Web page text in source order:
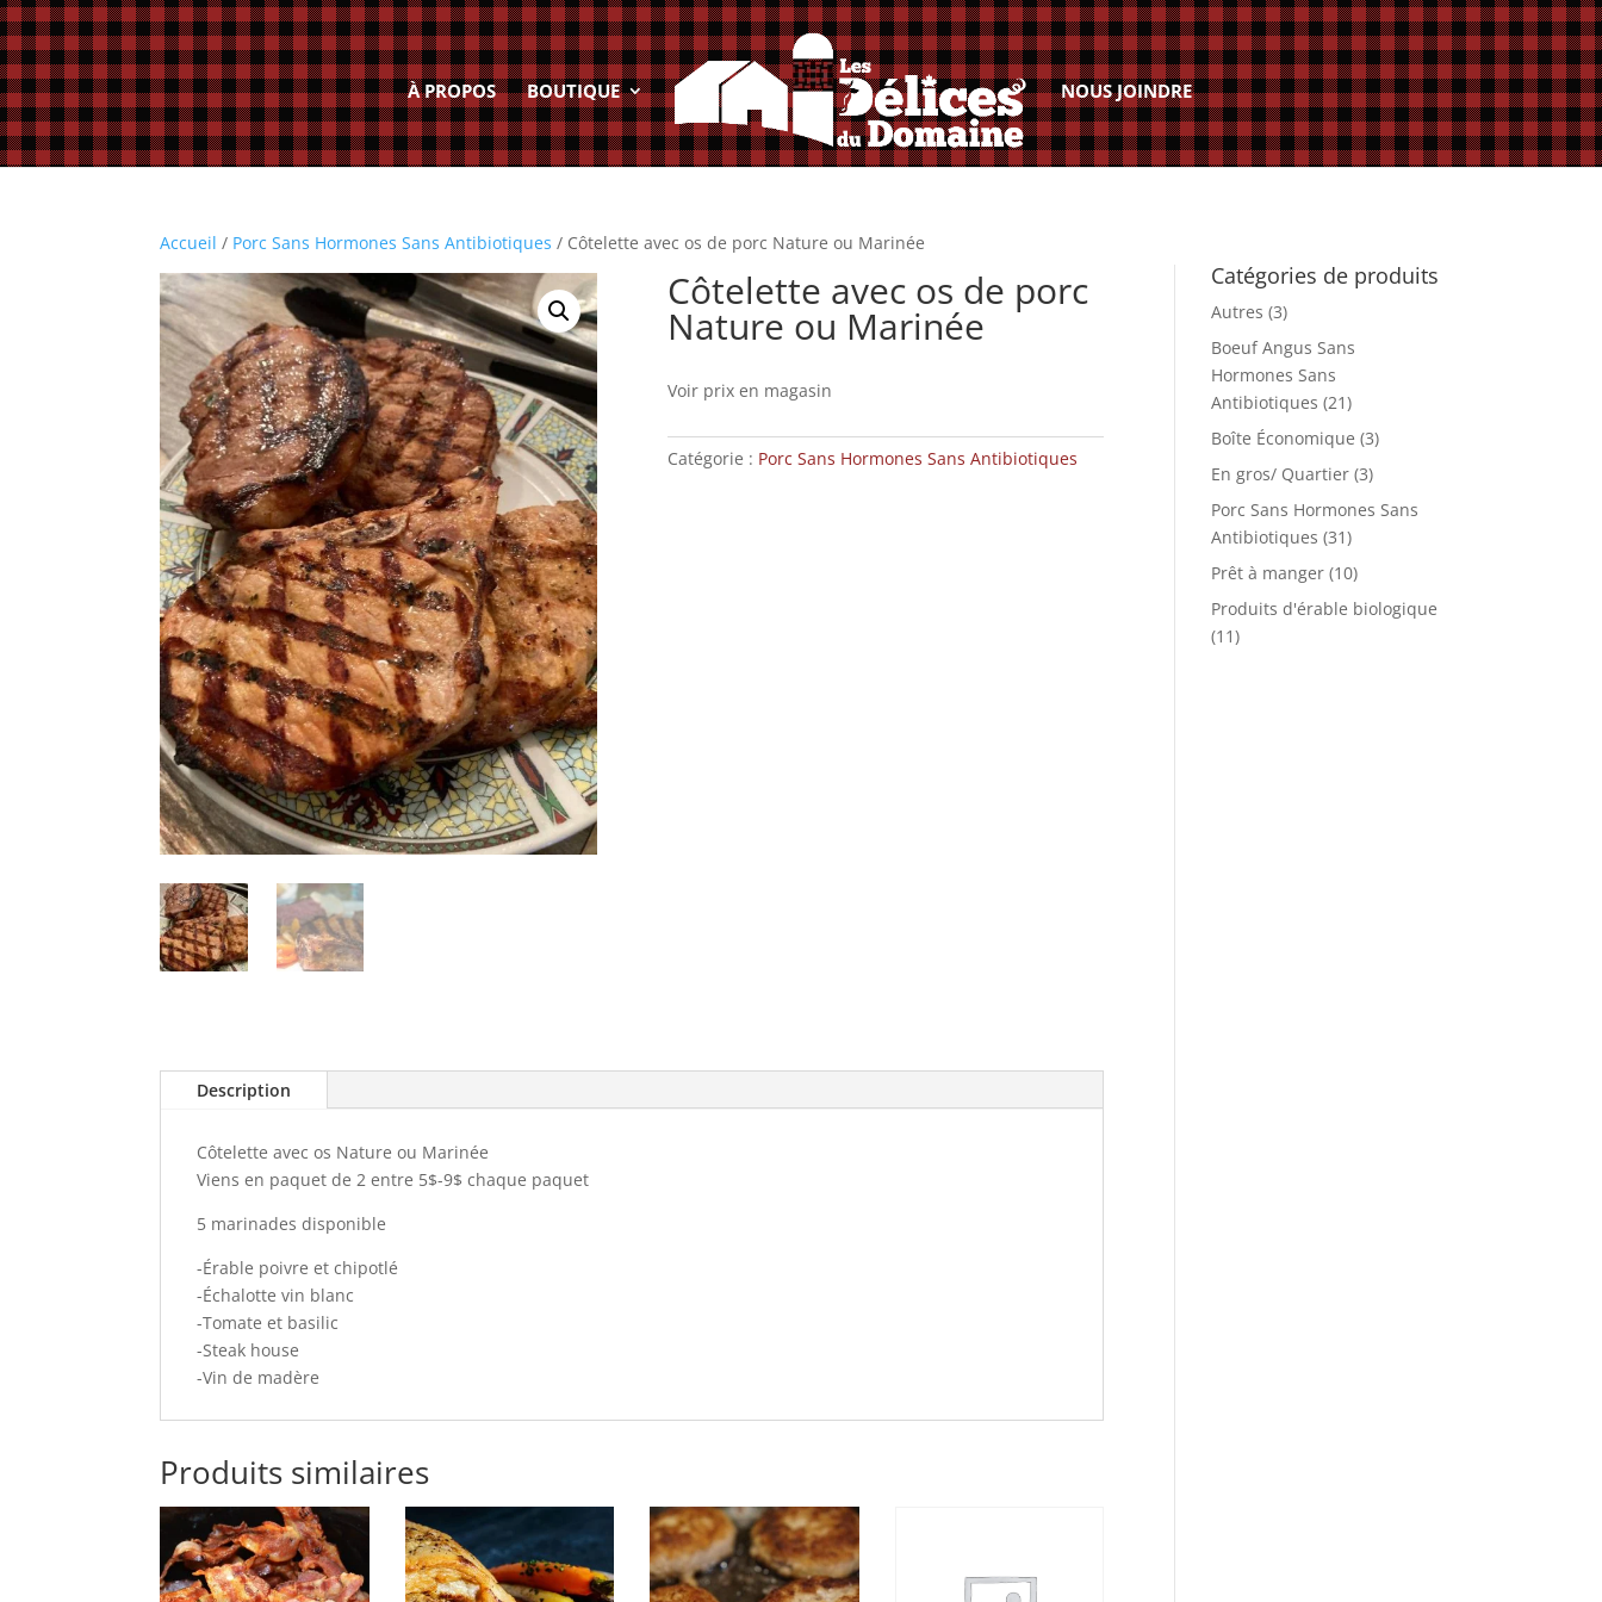
À PROPOS BOUTIQUE NOUS JOINDRE
Accueil / Porc Sans Hormones Sans Antibiotiques / Côtelette avec os de porc Nature ou Marinée
Côtelette avec os de porc
Nature ou Marinée
Voir prix en magasin
Catégorie : Porc Sans Hormones Sans Antibiotiques
Description
Côtelette avec os Nature ou Marinée
Viens en paquet de 2 entre 5$-9$ chaque paquet
5 marinades disponible
-Érable poivre et chipotlé
-Échalotte vin blanc
-Tomate et basilic
-Steak house
-Vin de madère
Produits similaires
Catégories de produits
Autres (3)
Boeuf Angus Sans
Hormones Sans
Antibiotiques (21)
Boîte Économique (3)
En gros/ Quartier (3)
Porc Sans Hormones Sans
Antibiotiques (31)
Prêt à manger (10)
Produits d'érable biologique
(11)